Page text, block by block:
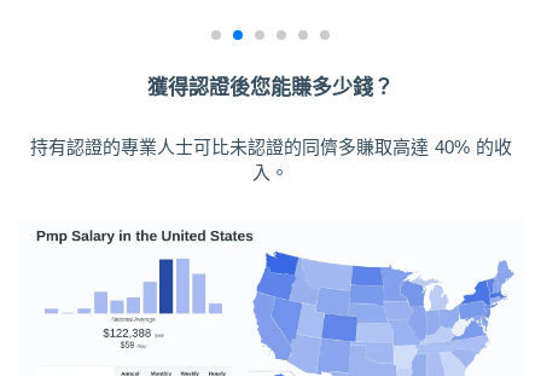
獲得認證後您能賺多少錢？
持有認證的專業人士可比未認證的同儕多賺取高達 40% 的收
入。